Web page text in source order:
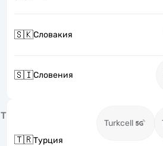
🇸🇰Словакия
🇸🇮Словения
Т
🇹🇷Турция
Turkcell